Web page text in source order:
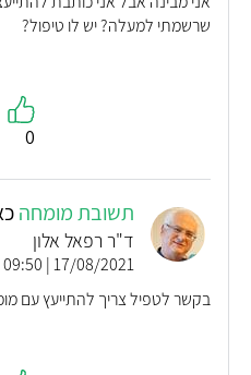
שרשמתי למעלה? יש לו טיפול?
0
תשובת מומחה
ד"ר רפאל אלון
17/08/2021 | 09:50
בקשר לטפיל צריך להתייעץ עם